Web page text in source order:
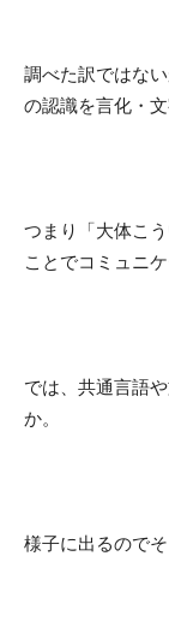
調べた訳ではな
の認識を言化・
つまり「大体こ
ことでコミュニ
では、共通言語
か。
様子に出るので